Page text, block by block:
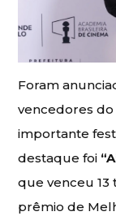
Foram
vencedores do
importante
destaque foi
que venceu 13
prêmio de